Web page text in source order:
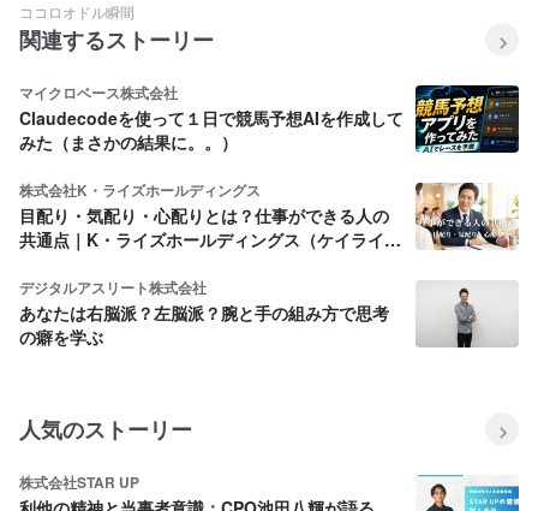
ココロオドル瞬間
関連するストーリー
マイクロベース株式会社
Claudecodeを使って１日で競馬予想AIを作成して
みた（まさかの結果に。。）
株式会社K・ライズホールディングス
目配り・気配り・心配りとは？仕事ができる人の
共通点｜K・ライズホールディングス（ケイライ
デジタルアスリート株式会社
あなたは右脳派？左脳派？腕と手の組み方で思考
の癖を学ぶ
人気のストーリー
株式会社STAR UP